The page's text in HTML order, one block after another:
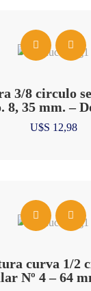
3/8 circulo
8, 35 mm. –
U$S 12,98
curva 1/2
Nº 4 – 64